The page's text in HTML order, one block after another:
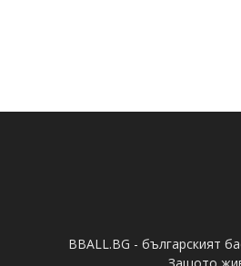
BBALL.BG - българският